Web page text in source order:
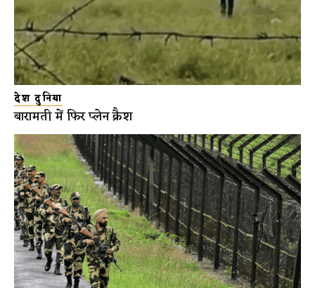
देश दुनिया
बारामती में फिर प्लेन क्रैश